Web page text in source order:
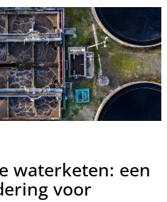
waterketen: een
voor